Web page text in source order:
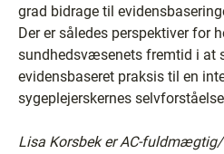
grad bidrage til
Der er således perspektiver for
sundhedsvæsenets fremtid i at
evidensbaseret praksis til en
sygeplejerskernes
Lisa Korsbek er AC-